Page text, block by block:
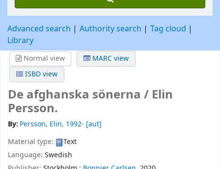
Advanced search Authority search
Tag cloud
Library
Normal view
MARC view
ISBD view
De afghanska sönerna / Elin
Persson.
By: Persson, Elin, 1992- [aut]
Material type:
Text
Language: Swedish